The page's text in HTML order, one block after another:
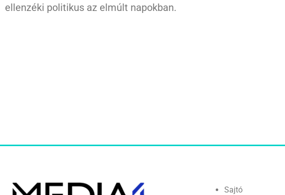
ellenzéki politikus az elmúlt napokban.
Sajtó